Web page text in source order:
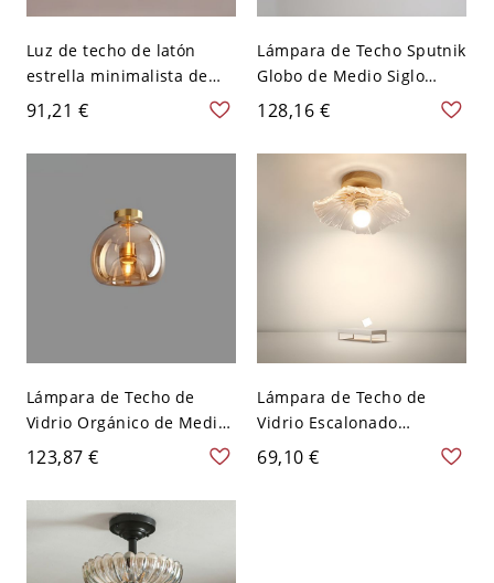
Luz de techo de latón
estrella minimalista de
vidrio para pasillo - 110 A
120 V 20,32 cm Vidrio
transparente
91,21 €
Lámpara de Techo Sputnik
Globo de Medio Siglo
Elegante para Comedor y
Dormitorio - Ámbar 110 A
120 V 6
128,16 €
Lámpara de Techo de
Vidrio Orgánico de Medio
Siglo para Entrada y
Ámbar 17,78 cm
123,87 €
Lámpara de Techo de
Vidrio Escalonado
Nórdico, Fijación Botánica
69,10 €